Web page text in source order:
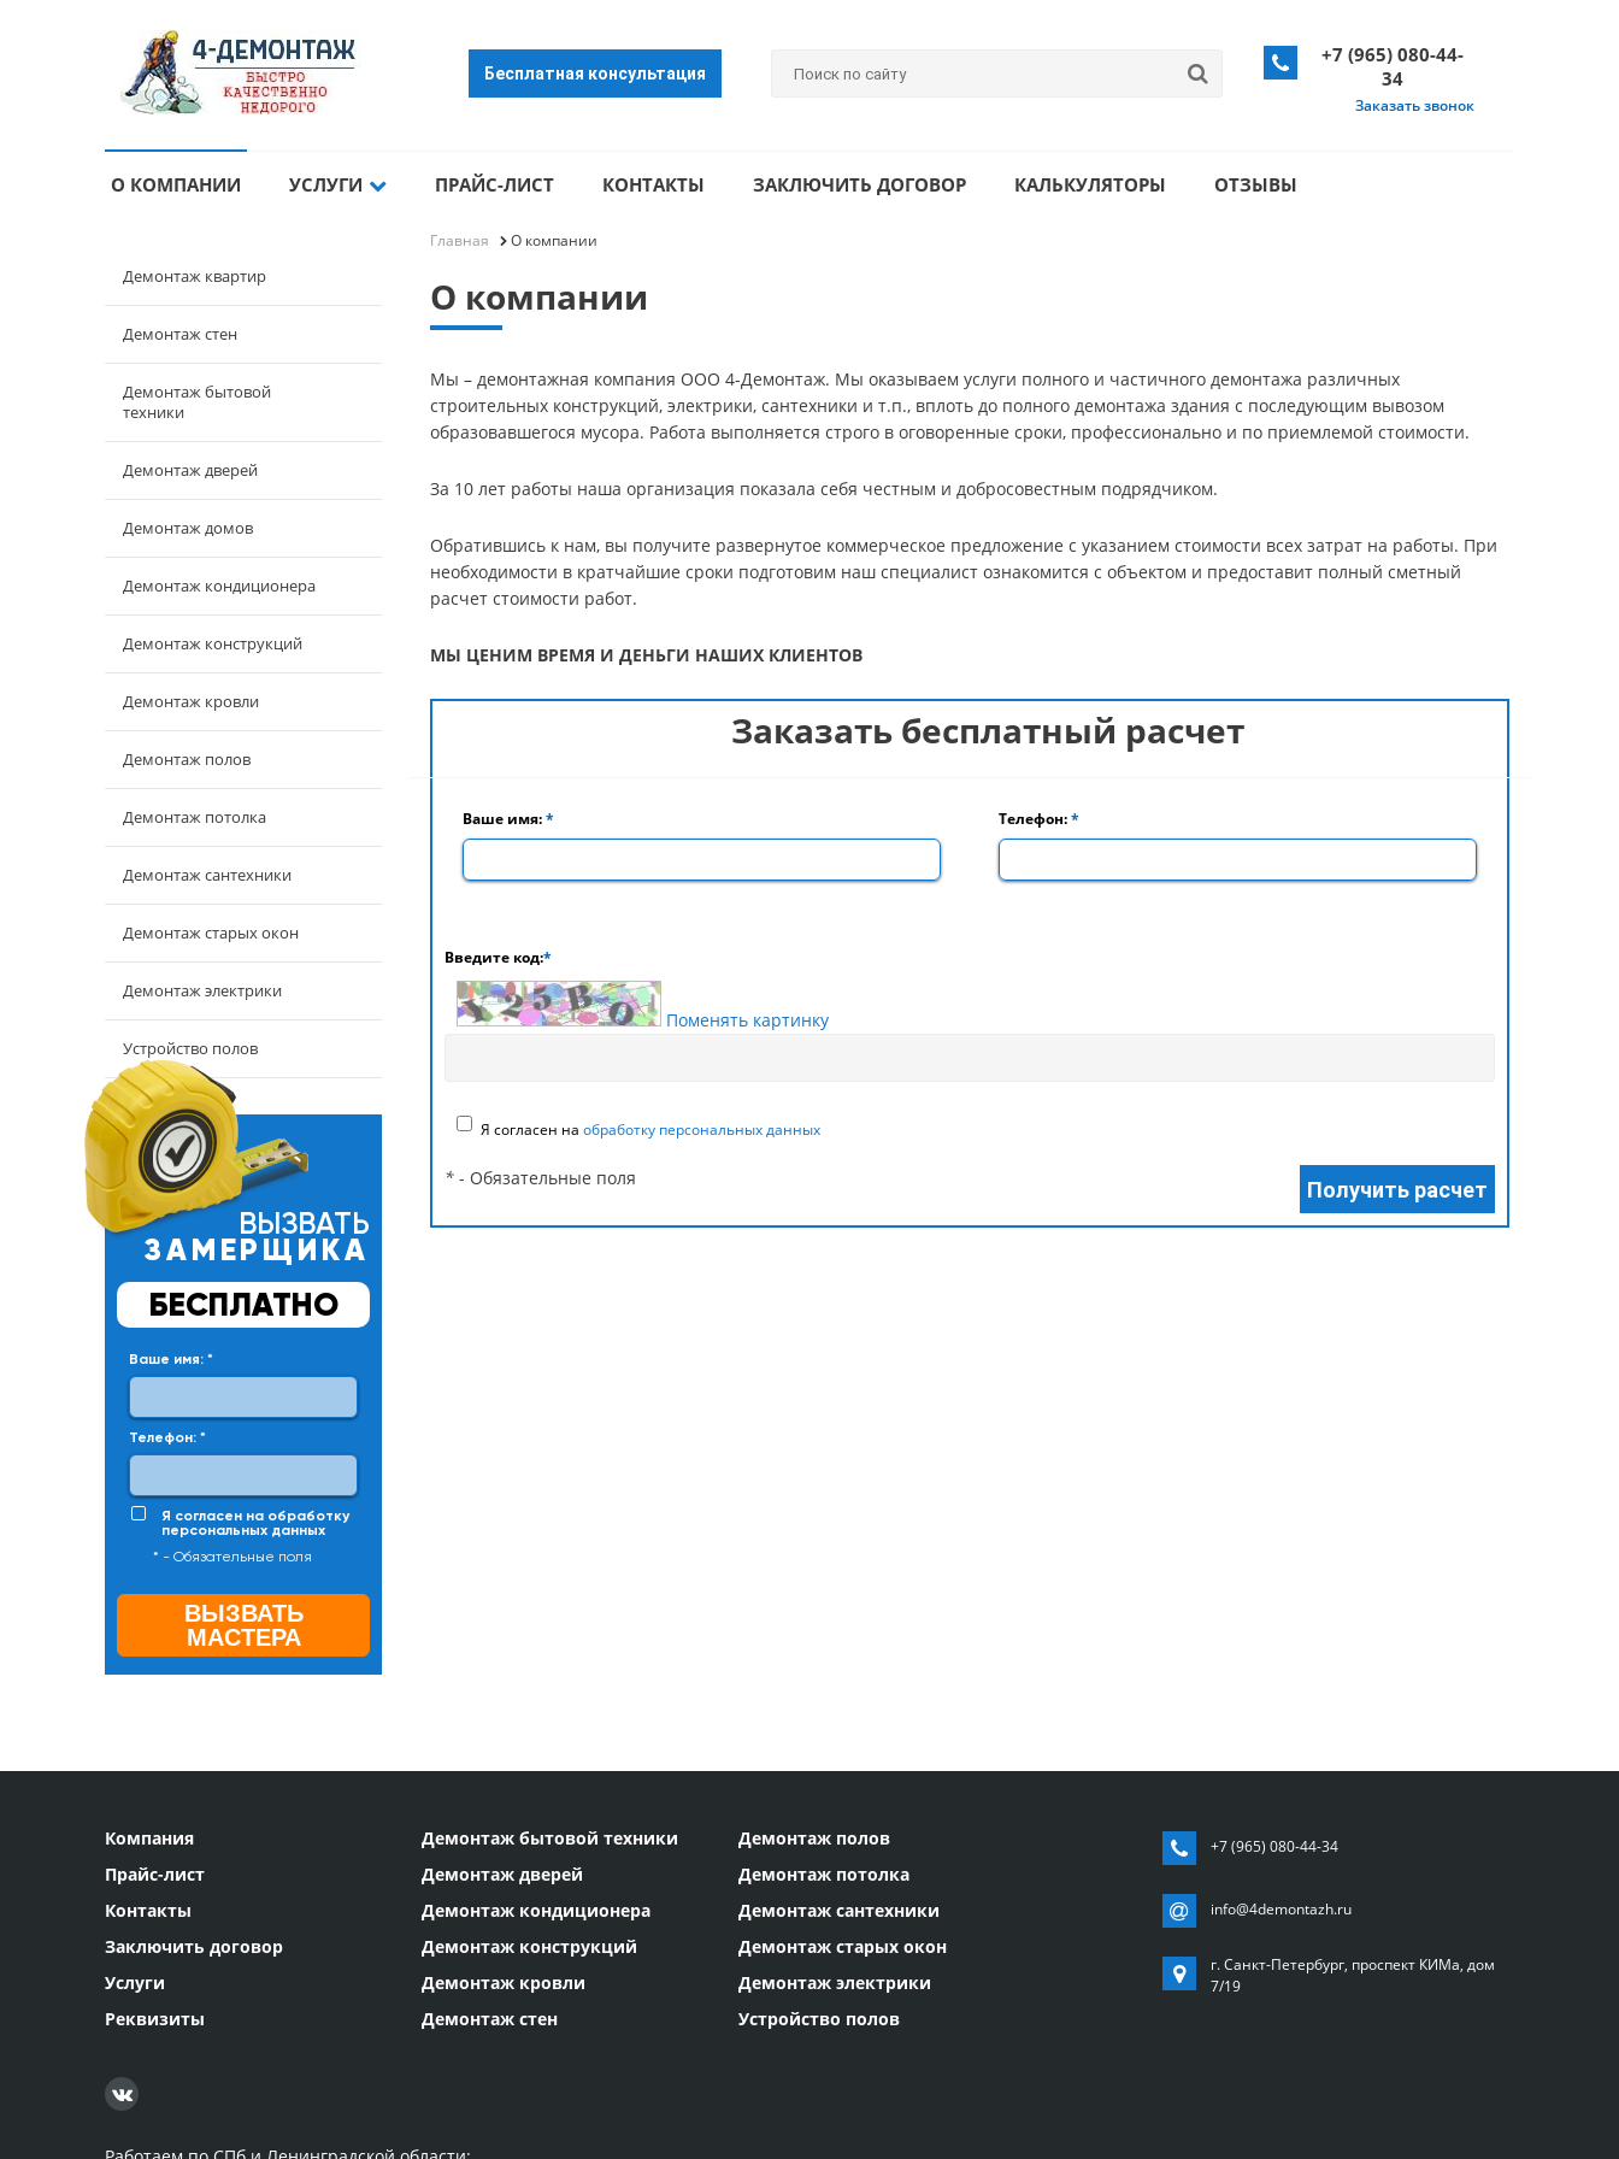
О КОМПАНИИ УСЛУГИ ПРАЙС-ЛИСТ КОНТАКТЫ ЗАКЛЮЧИТЬ ДОГОВОР КАЛЬКУЛЯТОРЫ ОТЗЫВЫ
Бесплатная консультация
+7 (965) 080-44-
34
Заказать звонок
Демонтаж квартир
Демонтаж стен
Демонтаж бытовой
техники
Демонтаж дверей
Демонтаж домов
Демонтаж кондиционера
Демонтаж конструкций
Демонтаж кровли
Демонтаж полов
Демонтаж потолка
Демонтаж сантехники
Демонтаж старых окон
Демонтаж электрики
Устройство полов
ВЫЗВАТЬ
ЗАМЕРЩИКА
БЕСПЛАТНО
Ваше имя: *
Телефон: *
Я согласен на обработку
персональных данных
* - Обязательные поля
ВЫЗВАТЬ
МАСТЕРА
Главная О компании
О компании
Мы – демонтажная компания ООО 4-Демонтаж. Мы оказываем услуги полного и частичного демонтажа различных
строительных конструкций, электрики, сантехники и т.п., вплоть до полного демонтажа здания с последующим вывозом
образовавшегося мусора. Работа выполняется строго в оговоренные сроки, профессионально и по приемлемой стоимости.
За 10 лет работы наша организация показала себя честным и добросовестным подрядчиком.
Обратившись к нам, вы получите развернутое коммерческое предложение с указанием стоимости всех затрат на работы. При
необходимости в кратчайшие сроки подготовим наш специалист ознакомится с объектом и предоставит полный сметный
расчет стоимости работ.
МЫ ЦЕНИМ ВРЕМЯ И ДЕНЬГИ НАШИХ КЛИЕНТОВ
Заказать бесплатный расчет
Ваше имя:* Телефон:*
Введите код:*
Поменять картинку
Я согласен на обработку персональных данных
* - Обязательные поля Получить расчет
Компания Демонтаж бытовой техники
Демонтаж полов
Прайс-лист
Демонтаж дверей
Демонтаж потолка
Контакты
Демонтаж кондиционера
Демонтаж сантехники
Заключить договор
Демонтаж конструкций
Демонтаж старых окон
Услуги
Демонтаж кровли
Демонтаж электрики
Реквизиты
Демонтаж стен Устройство полов
+7 (965) 080-44-34
info@4demontazh.ru
г. Санкт-Петербург, проспект КИМа, дом
7/19